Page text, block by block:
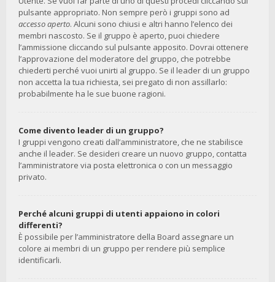
pulsante appropriato. Non sempre però i gruppi sono ad
accesso aperto. Alcuni sono chiusi e altri hanno l’elenco dei
membri nascosto. Se il gruppo è aperto, puoi chiedere
l’ammissione cliccando sul pulsante apposito. Dovrai ottenere
l’approvazione del moderatore del gruppo, che potrebbe
chiederti perché vuoi unirti al gruppo. Se il leader di un gruppo
non accetta la tua richiesta, sei pregato di non assillarlo:
probabilmente ha le sue buone ragioni.
Come divento leader di un gruppo?
I gruppi vengono creati dall’amministratore, che ne stabilisce
anche il leader. Se desideri creare un nuovo gruppo, contatta
l’amministratore via posta elettronica o con un messaggio
privato.
Perché alcuni gruppi di utenti appaiono in colori
differenti?
È possibile per l’amministratore della Board assegnare un
colore ai membri di un gruppo per rendere più semplice
identificarli.